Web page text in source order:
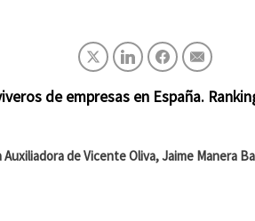
de empresas en España.
de Vicente Oliva, Jaime Manera